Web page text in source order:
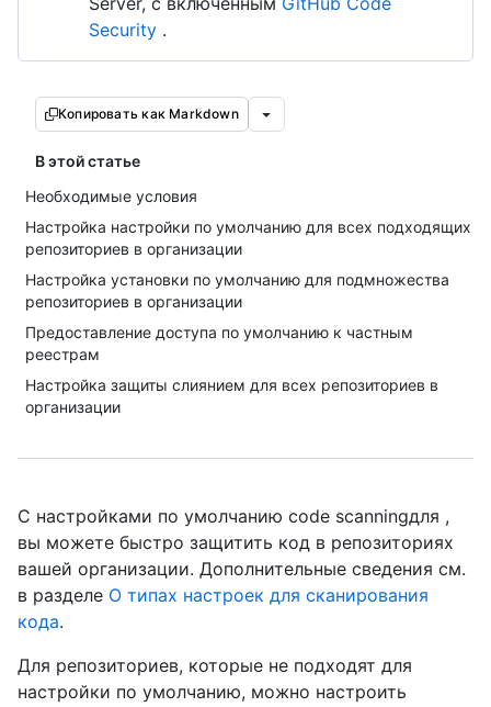
Security .
Копировать как Markdown
В этой статье
Необходимые условия
Настройка настройки по умолчанию для всех подходящих
репозиториев в организации
Настройка установки по умолчанию для подмножества
репозиториев в организации
Предоставление доступа по умолчанию к частным
реестрам
Настройка защиты слиянием для всех репозиториев в
организации
С настройками по умолчанию code scanningдля ,
вы можете быстро защитить код в репозиториях
вашей организации. Дополнительные сведения см.
в разделе О типах настроек для сканирования
кода.
Для репозиториев, которые не подходят для
настройки по умолчанию, можно настроить